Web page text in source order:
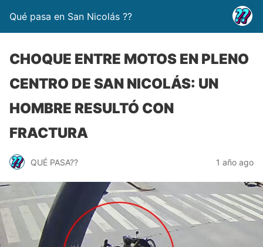
Qué pasa en San Nicolás ??
CHOQUE ENTRE MOTOS EN PLENO
CENTRO DE SAN NICOLÁS: UN
HOMBRE RESULTÓ CON
FRACTURA
QUÉ PASA?? 1 año ago